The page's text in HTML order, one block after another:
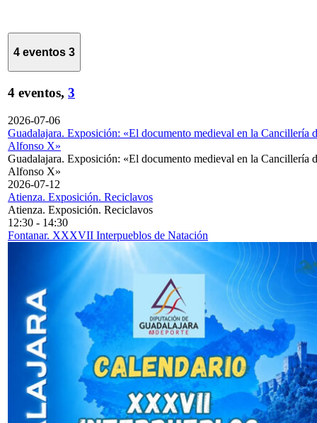
4 eventos 3
4 eventos, 3
2026-07-06
Guadalajara. Exposición: «El documento medieval en la Cancillería
Alfonso X»
Guadalajara. Exposición: «El documento medieval en la Cancillería
Alfonso X»
2026-07-12
Atienza. Exposición. Reciclavos
Atienza. Exposición. Reciclavos
12:30 - 14:30
Fontanar. XXXVII Interpueblos de Natación